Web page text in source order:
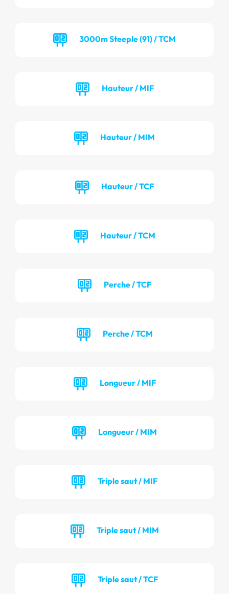
3000m Steeple (91) / TCM
Hauteur / MIF
Hauteur / MIM
Hauteur / TCF
Hauteur / TCM
Perche / TCF
Perche / TCM
Longueur / MIF
Longueur / MIM
Triple saut / MIF
Triple saut / MIM
Triple saut / TCF